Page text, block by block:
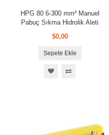
HPG 80 6-300 mm² Manuel
Pabuç Sıkma Hidrolik Aleti
$0,00
Sepete Ekle